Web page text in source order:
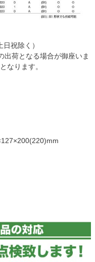
祝除く）
荷となる場合が御座いま
なります。